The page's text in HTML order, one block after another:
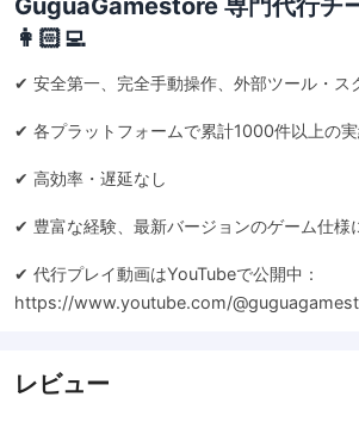
GuguaGamestore 専門代行チ
👩🏻‍💻
✔ 安全第一、完全手動操作、外部ツール・ス
✔ 各プラットフォームで累計1000件以上の
✔ 高効率・遅延なし
✔ 豊富な経験、最新バージョンのゲーム仕様
✔ 代行プレイ動画はYouTubeで公開中：
https://www.youtube.com/
レビュー